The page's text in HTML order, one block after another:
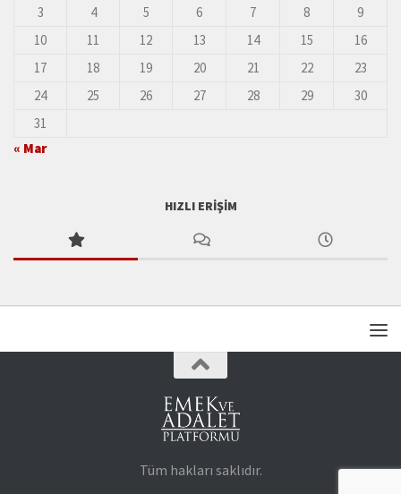
3
4 5 6 7 8
9
10
11 12 13 14 15
16
17
18 19 20 21 22
23
24
25 26 27 28 29
30
31
« Mar
HIZLI ERIŞIM
Tüm hakları saklıdır.